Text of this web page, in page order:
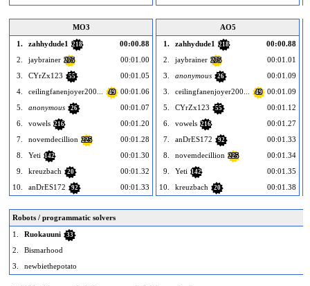
MO3
1.
zahhydude1 218
00:00.88
2.
jaybrainer 275
00:01.00
3.
CYrZx123 55
00:01.05
4.
ceilingfanenjoyer200... 49
00:01.06
5.
anonymous 26
00:01.07
6.
vowels 216
00:01.20
7.
novemdecillion 225
00:01.28
8.
Yeti 142
00:01.30
9.
kreuzbach 20
00:01.32
10.
anDrES172 92 00:01.33
AO5
1.
zahhydude1 218
00:00.88
2.
jaybrainer 275
00:01.01
3.
anonymous 26
00:01.09
3.
ceilingfanenjoyer200... 49
00:01.09
5.
CYrZx123 55
00:01.12
6.
vowels 216
00:01.27
7.
anDrES172 92
00:01.33
8.
novemdecillion 225
00:01.34
9.
Yeti 142
00:01.35
10.
kreuzbach 20 00:01.38
Robots / programmatic solvers
1.
Ruokauuni 33
2.
Bismarhood
3.
newbiethepotato